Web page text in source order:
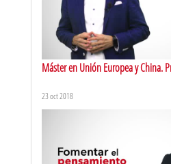
Máster en Unión Europea y China.
23 oct 2018